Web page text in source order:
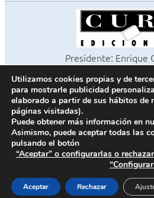
Presidente: Enrique
©2026 Revista
Todos los derechos
Paseo de Gracia, 63. 1º 2ª. 08008
Fax 933 183
Política de
Política de
Utilizamos cookies propias y de
para mostrarle publicidad
elaborado a partir de sus hábitos de
páginas visitadas).
Puede obtener más información en
Asimismo, puede aceptar todas las
pulsando el botón
“Aceptar” o configurarlas o
Aceptar Rechazar